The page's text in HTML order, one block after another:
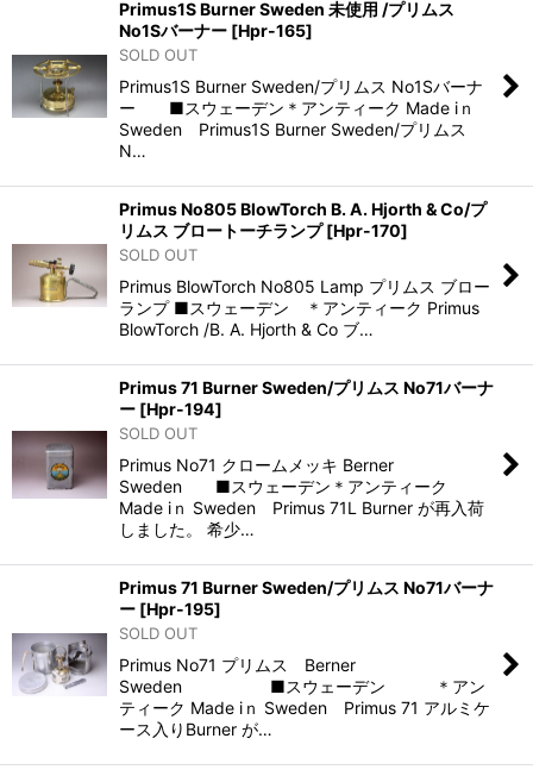
Primus1S Burner Sweden 未使用 /プリムス
No1Sバーナー [Hpr-165]
SOLD OUT
Primus1S Burner Sweden/プリムス No1Sバーナ
ー ■スウェーデン＊アンティーク Made iｎ
Sweden Primus1S Burner Sweden/プリムス
N…
Primus No805 BlowTorch B. A. Hjorth & Co/プ
リムス ブロートーチランプ [Hpr-170]
SOLD OUT
Primus BlowTorch No805 Lamp プリムス ブロー
ランプ ■スウェーデン ＊アンティーク Primus
BlowTorch /B. A. Hjorth & Co ブ…
Primus 71 Burner Sweden/プリムス No71バーナ
ー [Hpr-194]
SOLD OUT
Primus No71 クロームメッキ Berner
Sweden ■スウェーデン＊アンティーク
Made iｎ Sweden Primus 71L Burner が再入荷
しました。 希少…
Primus 71 Burner Sweden/プリムス No71バーナ
ー [Hpr-195]
SOLD OUT
Primus No71 プリムス Berner
Sweden ■スウェーデン ＊アン
ティーク Made iｎ Sweden Primus 71 アルミケ
ース入りBurner が…